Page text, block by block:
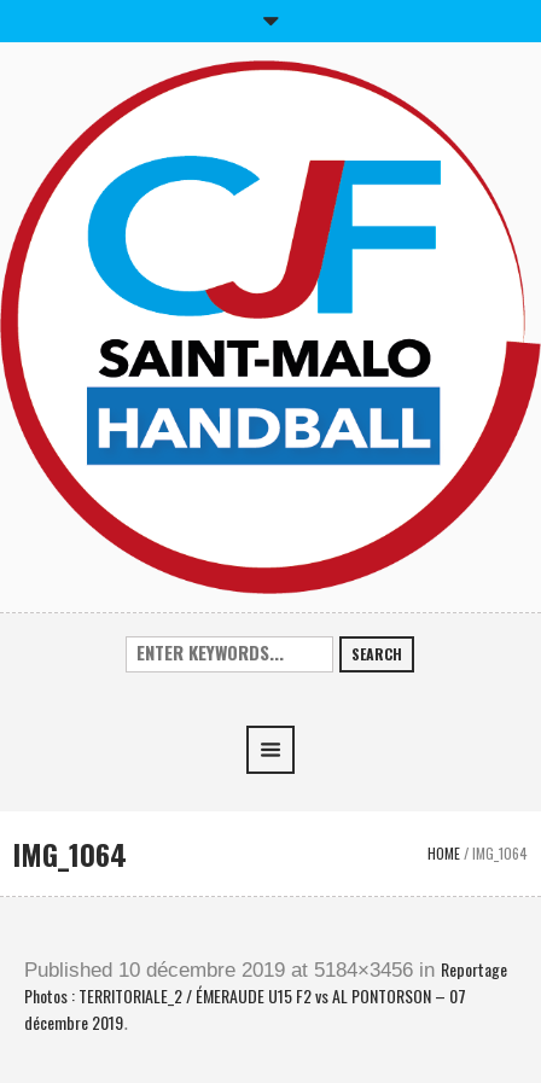
SEARCH
IMG_1064 HOME/IMG_1064
Published 10 décembre 2019 at 5184×3456 in Reportage
Photos : TERRITORIALE_2 / ÉMERAUDE U15 F2 vs AL PONTORSON – 07
décembre 2019.